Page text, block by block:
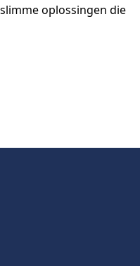
oplossingen die